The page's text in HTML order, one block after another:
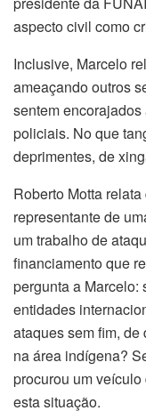
aspecto civil como
Inclusive, Marcelo
ameaçando outros
sentem
policiais. No que
deprimentes, de
Roberto Motta
representante de
um trabalho de
financiamento que
pergunta a Marcelo:
entidades
ataques sem fim,
na área indígena?
procurou um
esta situação.